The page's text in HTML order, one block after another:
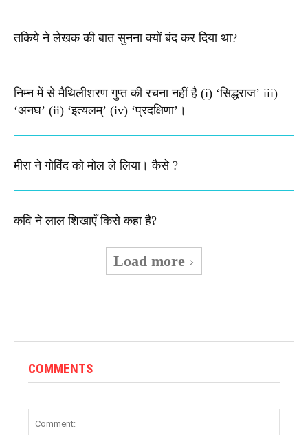
तकिये ने लेखक की बात सुनना क्यों बंद कर दिया था?
निम्न में से मैथिलीशरण गुप्त की रचना नहीं है (i) ‘सिद्धराज’ iii)
‘अनघ’ (ii) ‘इत्यलम्’ (iv) ‘प्रदक्षिणा’।
मीरा ने गोविंद को मोल ले लिया। कैसे ?
कवि ने लाल शिखाएँ किसे कहा है?
Load more
COMMENTS